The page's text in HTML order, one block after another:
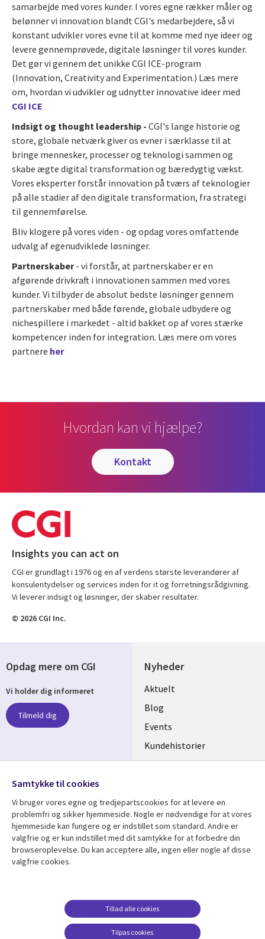
samarbejde med vores kunder. I vores egne rækker måler og
belønner vi innovation blandt CGI's medarbejdere, så vi
konstant udvikler vores evne til at komme med nye ideer og
levere gennemprøvede, digitale løsninger til vores kunder.
Det gør vi gennem det unikke CGI ICE-program
(Innovation, Creativity and Experimentation.) Læs mere
om, hvordan vi udvikler og udnytter innovative ideer med
CGI ICE
Indsigt og thought leadership - CGI's lange historie og
store, globale netværk giver os evner i særklasse til at
bringe mennesker, processer og teknologi sammen og
skabe ægte digital transformation og bæredygtig vækst.
Vores eksperter forstår innovation på tværs af teknologier
på alle stadier af den digitale transformation, fra strategi
til gennemførelse.
Bliv klogere på vores viden - og opdag vores omfattende
udvalg af egenudviklede løsninger.
Partnerskaber- vi forstår, at partnerskaber er en
afgørende drivkraft i innovationen sammen med vores
kunder. Vi tilbyder de absolut bedste løsninger gennem
partnerskaber med både førende, globale udbydere og
nichespillere i markedet - altid bakket op af vores stærke
kompetencer inden for integration. Læs mere om vores
partnere her
Hvordan kan vi hjælpe?
kontakt
Insights you can act on
CGI er grundlagt i 1976 og en af verdens største leverandører af
konsulentydelser og services inden for it og forretningsrådgivning.
Vi leverer indsigt og løsninger, der skaber resultater.
© 2026 CGI Inc.
Nyheder
Useful
links
DENMARK
Aktuelt
Blog
Events
Kundehistorier
Videoer
Se mere
Library
DENMARK
Artikler
Kundehistorier
Support
Accessibility
Suppliers
Opdag mere om CGI
Vi holder dig informeret
Tilmeld dig
Media
DENMARK
Samtykke til cookies
Vi bruger vores egne og tredjepartscookies for at levere en
problemfri og sikker hjemmeside. Nogle er nødvendige for at vores
hjemmeside kan fungere og er indstillet som standard. Andre er
valgfrie og er kun indstillet med dit samtykke for at forbedre din
browseroplevelse. Du kan acceptere alle, ingen eller nogle af disse
valgfrie cookies.
Tilpas cookies
Tillad alle cookies